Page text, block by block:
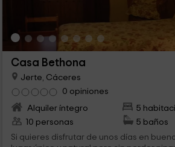
Casa Bethona
Jerte, Cáceres
0 opiniones
Alquiler íntegro
5
10 personas
5 baños
Si quieres disfrutar de unos días en